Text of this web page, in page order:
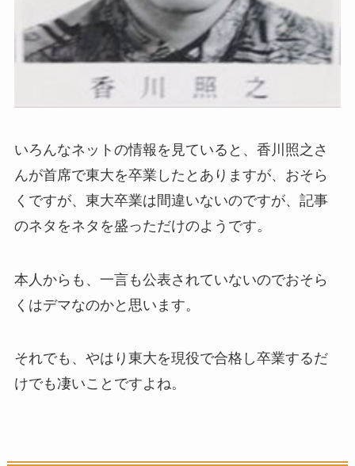
いろんなネットの情報を見ていると、香川照之さ
んが首席で東大を卒業したとありますが、おそら
くですが、東大卒業は間違いないのですが、記事
のネタをネタを盛っただけのようです。
本人からも、一言も公表されていないのでおそら
くはデマなのかと思います。
それでも、やはり東大を現役で合格し卒業するだ
けでも凄いことですよね。